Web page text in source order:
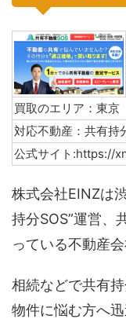
買取のエリア：東
対応不動産：共有持
公式サイト:https://
株式会社EINZは
持分SOS”運営、
っている不動産会
相続などで共有
物件に悩む方へ